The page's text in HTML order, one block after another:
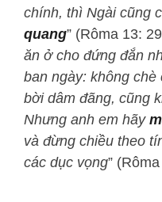
chính, thì Ngài cũng
quang” (Rôma 13:
ăn ở cho đứng đắn
ban ngày: không
bời dâm đãng, cũng
Nhưng anh em hãy
và đừng chiều theo
các dục vọng”